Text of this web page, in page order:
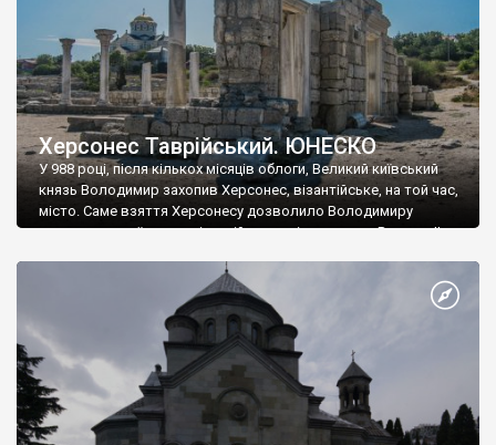
Херсонес Таврійський. ЮНЕСКО
У 988 році, після кількох місяців облоги, Великий київський
князь Володимир захопив Херсонес, візантійське, на той час,
місто. Саме взяття Херсонесу дозволило Володимиру
диктувати свої умови візантійському імператору Василю ІІ, та
Херсонесі Володимир-язичник, став Василем-християнином.
А потім було Хрещення Русі. На честь Херсонесу Таврійського